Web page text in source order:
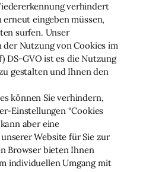
verhindert
erneut eingeben müssen,
surfen. Unser
Nutzung von Cookies im
DS-GVO ist es die Nutzung
gestalten und Ihnen den
können Sie verhindern,
Einstellungen “Cookies
aber eine
Website für Sie zur
Browser bieten Ihnen
individuellen Umgang mit